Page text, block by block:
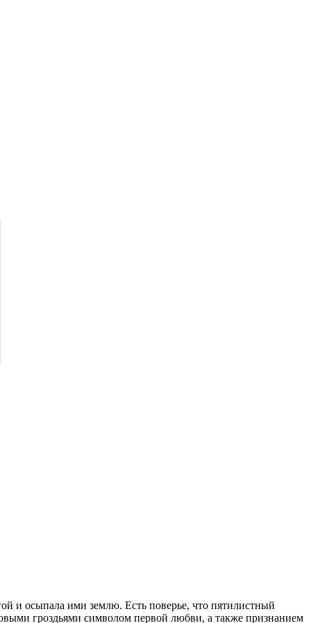
и осыпала ими землю. Есть поверье, что пятилистный
гроздьями символом первой любви, а также признанием